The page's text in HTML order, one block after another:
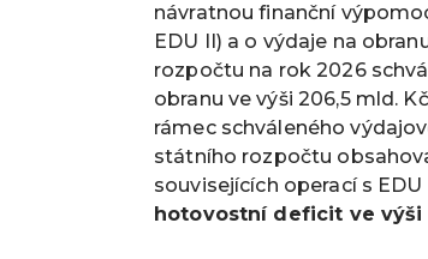
návratnou finanční
EDU II) a o výdaje na
rozpočtu na rok 2026
obranu ve výši 206,5 mld.
rámec schváleného
státního rozpočtu
souvisejících operací s EDU
hotovostní deficit ve výši